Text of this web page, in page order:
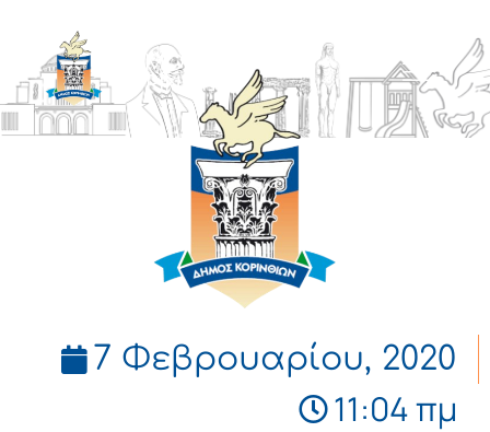
ΔΗΜΟΣ
ΚΟΡΙΝΘΙΩΝ
7 Φεβρουαρίου, 2020
11:04 πμ